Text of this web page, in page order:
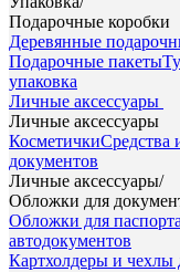
Подарочные коробки
Деревянные
Подарочные пакеты
упаковка
Личные аксессуары
Личные аксессуары
КосметичкиСредства
документов
Личные аксессуары/
Обложки для
Обложки для паспорта
автодокументов
Картхолдеры и чехлы